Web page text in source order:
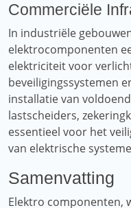
Commerciële
In industriële
elektrocomponenten
elektriciteit voor
beveiligingssystemen
installatie van
lastscheiders,
essentieel voor het
van elektrische
Samenvatting
Elektro componenten,